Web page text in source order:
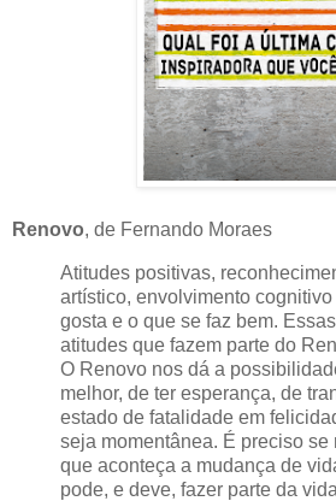
Renovo, de Fernando Moraes
Atitudes positivas,
artístico, envolvimento
gosta e o que se faz bem.
atitudes que fazem parte do
O Renovo nos dá a
melhor, de ter esperança, de
estado de fatalidade em
seja momentânea. É preciso se
que aconteça a mudança de
pode, e deve, fazer parte da